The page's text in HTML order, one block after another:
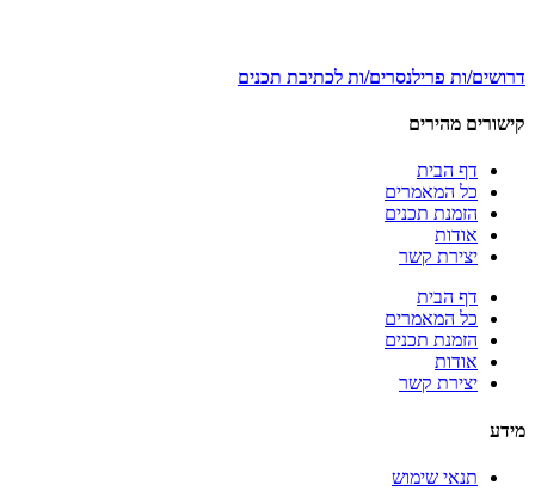
דרושים/ות פרילנסרים/ות לכתיבת תכנים
קישורים מהירים
דף הבית
כל המאמרים
הזמנת תכנים
אודות
יצירת קשר
דף הבית
כל המאמרים
הזמנת תכנים
אודות
יצירת קשר
מידע
תנאי שימוש